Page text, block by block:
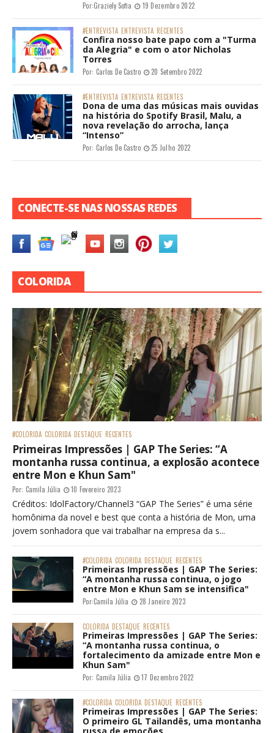
Por:Graziely Sofia 19 Dezembro 2022
#ENTREVISTA ENTREVISTA RECENTES
Confira nosso bate papo com a "Turma
da Alegria" e com o ator Nicholas
Torres
Por: Carlos De Castro 20 Setembro 2022
#ENTREVISTA ENTREVISTA RECENTES
Dona de uma das músicas mais ouvidas
na história do Spotify Brasil, Malu, a
nova revelação do arrocha, lança
“Intenso”
Por: Carlos De Castro 25 Julho 2022
CONECTE-SE NAS NOSSAS REDES
COLORIDA
#COLORIDA COLORIDA DESTAQUE RECENTES
Primeiras Impressões | GAP The Series: “A
montanha russa continua, a explosão acontece
entre Mon e Khun Sam"
Por: Camila Júlia 10 Fevereiro 2023
Créditos: IdolFactory/Channel3 “GAP The Series” é uma série
homônima da novel e best que conta a história de Mon, uma
jovem sonhadora que vai trabalhar na empresa da s...
#COLORIDA COLORIDA DESTAQUE RECENTES
Primeiras Impressões | GAP The Series:
“A montanha russa continua, o jogo
entre Mon e Khun Sam se intensifica"
Por:Camila Júlia 28 Janeiro 2023
COLORIDA DESTAQUE RECENTES
Primeiras Impressões | GAP The Series:
“A montanha russa continua, o
fortalecimento da amizade entre Mon e
Khun Sam"
Por: Camila Júlia 17 Dezembro 2022
#COLORIDA COLORIDA DESTAQUE RECENTES
Primeiras Impressões | GAP The Series:
O primeiro GL Tailandês, uma montanha